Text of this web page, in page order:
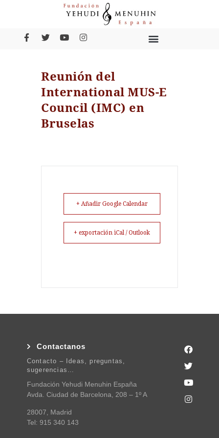
Reunión del
International MUS-E
Council (IMC) en
Bruselas
+ Añadir Google Calendar
+ exportación iCal / Outlook
Contactanos
Contacto – Ideas, preguntas,
sugerencias…
Fundación Yehudi Menuhin España
Avda. Ciudad de Barcelona, 208 – 1º A
28007, Madrid
Tel: 915 340 143